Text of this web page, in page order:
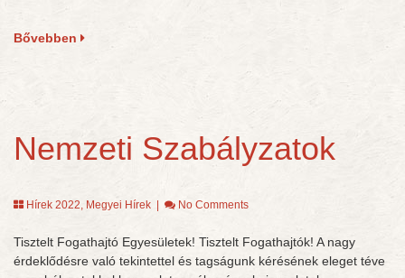
Bővebben
Nemzeti Szabályzatok
Hírek 2022, Megyei Hírek No Comments
Tisztelt Fogathajtó Egyesületek! Tisztelt Fogathajtók! A nagy
érdeklődésre való tekintettel és tagságunk kérésének eleget téve